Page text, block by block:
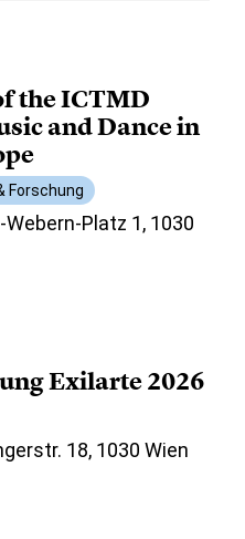
the ICTMD
and Dance in
Forschung
Platz 1, 1030
Exilarte 2026
18, 1030 Wien